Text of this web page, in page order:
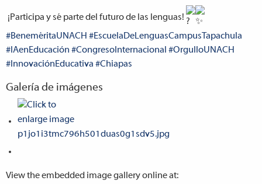
¡Participa y sé parte del futuro de las lenguas!
#BeneméritaUNACH #EscuelaDeLenguasCampusTapachula
#IAenEducación #CongresoInternacional #OrgulloUNACH
#InnovaciónEducativa #Chiapas
Galería de imágenes
View the embedded image gallery online at: